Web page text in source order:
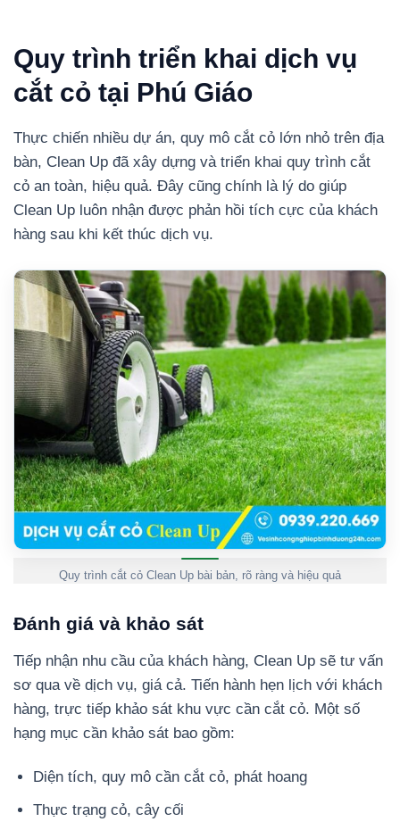
Quy trình triển khai dịch vụ
cắt cỏ tại Phú Giáo
Thực chiến nhiều dự án, quy mô cắt cỏ lớn nhỏ trên địa
bàn, Clean Up đã xây dựng và triển khai quy trình cắt
cỏ an toàn, hiệu quả. Đây cũng chính là lý do giúp
Clean Up luôn nhận được phản hồi tích cực của khách
hàng sau khi kết thúc dịch vụ.
Quy trình cắt cỏ Clean Up bài bản, rõ ràng và hiệu quả
Đánh giá và khảo sát
Tiếp nhận nhu cầu của khách hàng, Clean Up sẽ tư vấn
sơ qua về dịch vụ, giá cả. Tiến hành hẹn lịch với khách
hàng, trực tiếp khảo sát khu vực cần cắt cỏ. Một số
hạng mục cần khảo sát bao gồm:
Diện tích, quy mô cần cắt cỏ, phát hoang
Thực trạng cỏ, cây cối